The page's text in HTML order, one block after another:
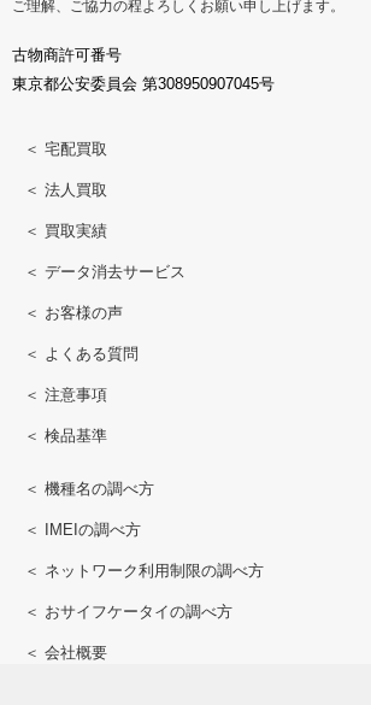
ご理解、ご協力の程よろしくお願い申し上げます。
古物商許可番号
東京都公安委員会 第308950907045号
＜ 宅配買取
＜ 法人買取
＜ 買取実績
＜ データ消去サービス
＜ お客様の声
＜ よくある質問
＜ 注意事項
＜ 検品基準
＜ 機種名の調べ方
＜ IMEIの調べ方
＜ ネットワーク利用制限の調べ方
＜ おサイフケータイの調べ方
＜ 会社概要